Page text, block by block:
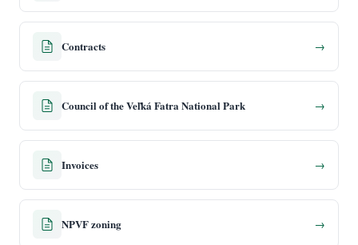
Contracts →
Council of the Veľká Fatra National Park →
Invoices →
NPVF zoning →